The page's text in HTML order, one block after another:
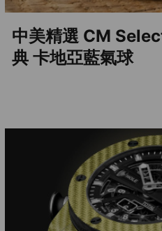
中美精選 CM
典 卡地亞藍氣球